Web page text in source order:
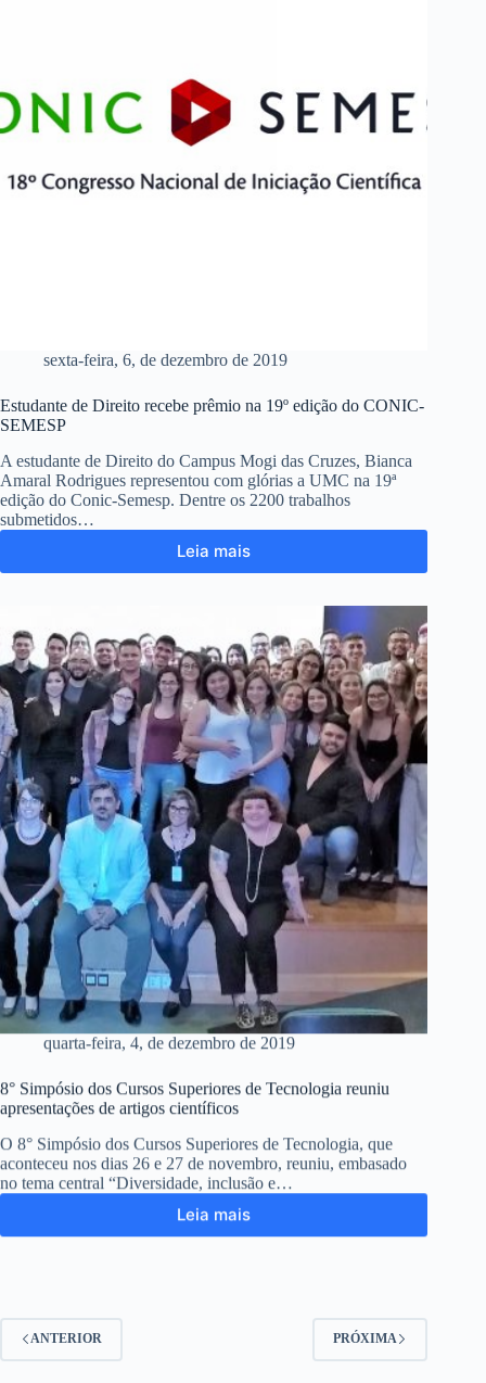
sexta-feira, 6, de dezembro de 2019
Estudante de Direito recebe prêmio na 19º edição do CONIC-
SEMESP
A estudante de Direito do Campus Mogi das Cruzes, Bianca
Amaral Rodrigues representou com glórias a UMC na 19ª
edição do Conic-Semesp. Dentre os 2200 trabalhos
submetidos…
Leia mais
quarta-feira, 4, de dezembro de 2019
8° Simpósio dos Cursos Superiores de Tecnologia reuniu
apresentações de artigos científicos
O 8° Simpósio dos Cursos Superiores de Tecnologia, que
aconteceu nos dias 26 e 27 de novembro, reuniu, embasado
no tema central “Diversidade, inclusão e…
Leia mais
ANTERIOR PRÓXIMA